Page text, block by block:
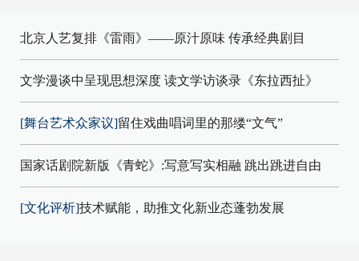
北京人艺复排《雷雨》——原汁原味 传承经典剧目
文学漫谈中呈现思想深度 读文学访谈录《东拉西扯》
[舞台艺术众家议]留住戏曲唱词里的那缕“文气”
国家话剧院新版《青蛇》:写意写实相融 跳出跳进自由
[文化评析]技术赋能，助推文化新业态蓬勃发展